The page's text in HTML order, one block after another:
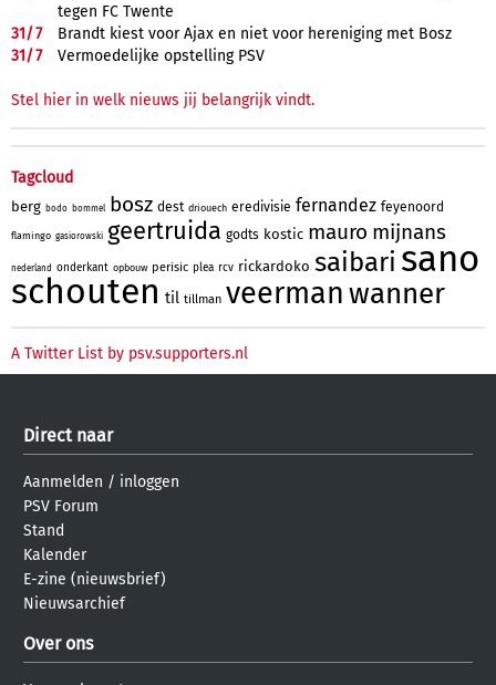
tegen FC Twente
31/7
Brandt kiest voor Ajax en niet voor hereniging met Bosz
31/7 Vermoedelijke opstelling PSV
Stel hier in welk nieuws jij belangrijk vindt.
Tagcloud
berg bodo bommel bosz dest driouech eredivisie fernandez feyenoord
flamingo gasiorowski geertruida godts kostic mauro mijnans
nederland onderkant opbouw perisic plea rcv rickardoko saibari sano
schouten til tillman veermanwanner
A Twitter List by psv.supporters.nl
Direct naar
Aanmelden / inloggen
PSV Forum
Stand
Kalender
E-zine (nieuwsbrief)
Nieuwsarchief
Over ons